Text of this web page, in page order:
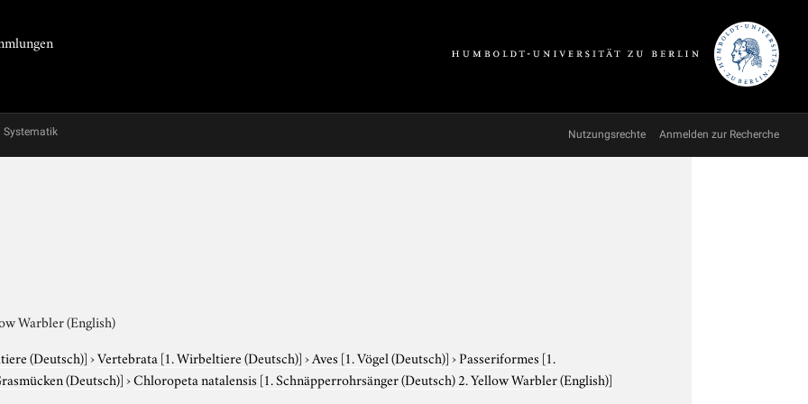
Systematik Nutzungsrechte Anmelden zur Recherche
Warbler (English)
(Deutsch)]›Vertebrata [1. Wirbeltiere (Deutsch)]›Aves [1. Vögel (Deutsch)]›Passeriformes [1.
(Deutsch)]›Chloropeta natalensis [1. Schnäpperrohrsänger (Deutsch) 2. Yellow Warbler (English)]